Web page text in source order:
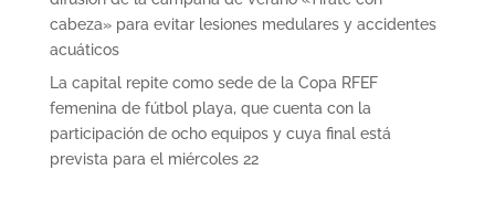
cabeza» para evitar lesiones medulares y accidentes
acuáticos
La capital repite como sede de la Copa RFEF
femenina de fútbol playa, que cuenta con la
participación de ocho equipos y cuya final está
prevista para el miércoles 22